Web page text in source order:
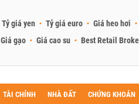
Tỷ giá yen Tỷ giá euro Giá heo hơi
Giá gạo Giá cao su Best Retail
TÀI CHÍNH NHÀ ĐẤT CHỨNG KHOÁN